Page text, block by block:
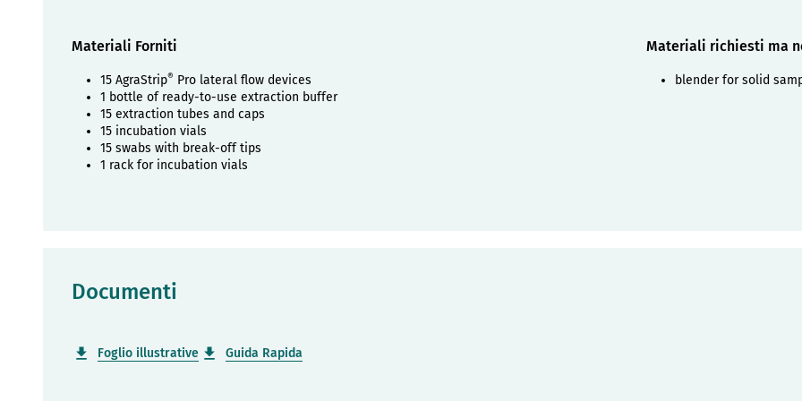
Materiali Forniti
15 AgraStrip® Pro lateral flow devices
1 bottle of ready-to-use extraction buffer
15 extraction tubes and caps
15 incubation vials
15 swabs with break-off tips
1 rack for incubation vials
Materiali richiesti ma
blender for solid
Documenti
Foglio illustrative Guida Rapida